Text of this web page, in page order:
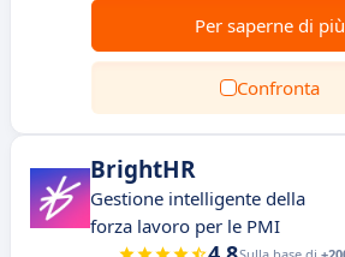
Per saperne di più
Confronta
BrightHR
Gestione intelligente della
forza lavoro per le PMI